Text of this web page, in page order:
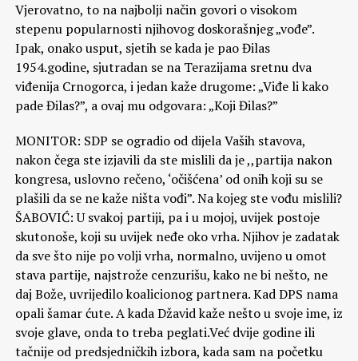
Vjerovatno, to na najbolji način govori o visokom
stepenu popularnosti njihovog doskorašnjeg „vođe”.
Ipak, onako usput, sjetih se kada je pao Đilas
1954.godine, sjutradan se na Terazijama sretnu dva
viđenija Crnogorca, i jedan kaže drugome: „Viđe li kako
pade Đilas?”, a ovaj mu odgovara: „Koji Đilas?”
MONITOR: SDP se ogradio od dijela Vaših stavova,
nakon čega ste izjavili da ste mislili da je ,,partija nakon
kongresa, uslovno rečeno, ‘očišćena’ od onih koji su se
plašili da se ne kaže ništa vođi”. Na kojeg ste vođu mislili?
ŠABOVIĆ: U svakoj partiji, pa i u mojoj, uvijek postoje
skutonoše, koji su uvijek neđe oko vrha. Njihov je zadatak
da sve što nije po volji vrha, normalno, uvijeno u omot
stava partije, najstrože cenzurišu, kako ne bi nešto, ne
daj Bože, uvrijedilo koalicionog partnera. Kad DPS nama
opali šamar ćute. A kada Džavid kaže nešto u svoje ime, iz
svoje glave, onda to treba peglati.Već dvije godine ili
tačnije od predsjedničkih izbora, kada sam na početku